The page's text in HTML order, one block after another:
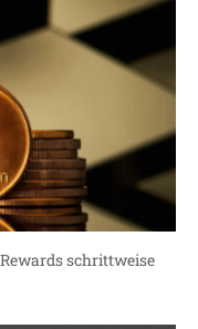
schrittweise